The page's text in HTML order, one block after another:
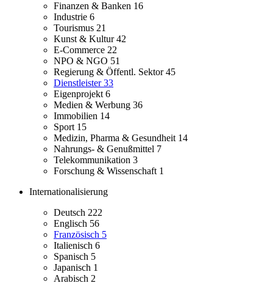
Finanzen & Banken 16
Industrie 6
Tourismus 21
Kunst & Kultur42
E-Commerce 22
NPO & NGO 51
Regierung & Öffentl. Sektor45
Dienstleister33
Eigenprojekt 6
Medien & Werbung 36
Immobilien 14
Sport 15
Medizin, Pharma & Gesundheit 14
Nahrungs- & Genußmittel 7
Telekommunikation 3
Forschung & Wissenschaft 1
Internationalisierung
Deutsch 222
Englisch 56
Französisch 5
Italienisch 6
Spanisch 5
Japanisch 1
Arabisch 2